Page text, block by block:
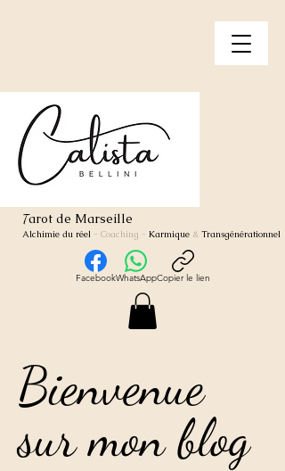
Tarot de Marseille
Alchimie du réel - Coaching - Karmique & Transgénérationnel
FacebookWhatsAppCopier le lien
Bienvenue
sur mon blog
Bienvenue
sur mon blog